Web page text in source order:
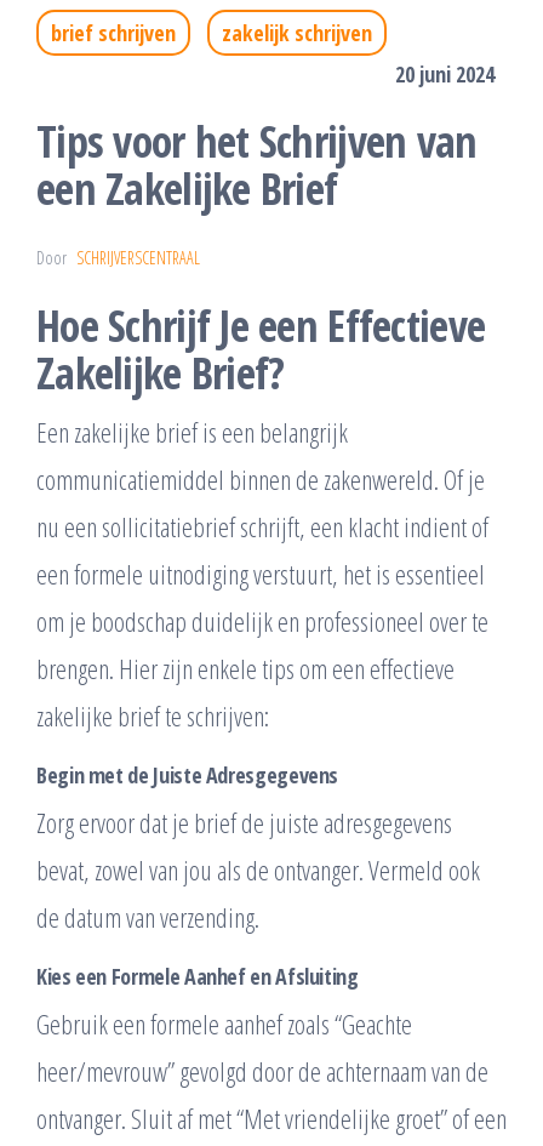
brief schrijven
zakelijk schrijven
20 juni 2024
Tips voor het Schrijven van
een Zakelijke Brief
Door SCHRIJVERSCENTRAAL
Hoe Schrijf Je een Effectieve
Zakelijke Brief?
Een zakelijke brief is een belangrijk
communicatiemiddel binnen de zakenwereld. Of je
nu een sollicitatiebrief schrijft, een klacht indient of
een formele uitnodiging verstuurt, het is essentieel
om je boodschap duidelijk en professioneel over te
brengen. Hier zijn enkele tips om een effectieve
zakelijke brief te schrijven:
Begin met de Juiste Adresgegevens
Zorg ervoor dat je brief de juiste adresgegevens
bevat, zowel van jou als de ontvanger. Vermeld ook
de datum van verzending.
Kies een Formele Aanhef en Afsluiting
Gebruik een formele aanhef zoals “Geachte
heer/mevrouw” gevolgd door de achternaam van de
ontvanger. Sluit af met “Met vriendelijke groet” of een